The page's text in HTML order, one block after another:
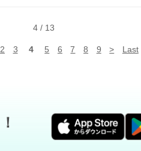
りかぁ… なんて思いながら歩いて
る。 「がっかりされなくて良かっ
暫くイチャイチャしたあと、公園
お茶して帰ってきました。 デート
ていってしまったかもしれない。 結
あまり顔を見て話せないので、シャ
4 / 13
2 3 4 5 6 7 8 9 > Last